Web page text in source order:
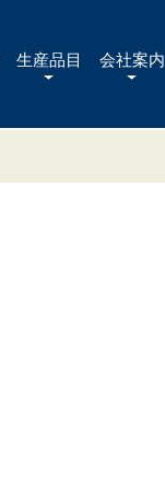
生産品目 会社案内